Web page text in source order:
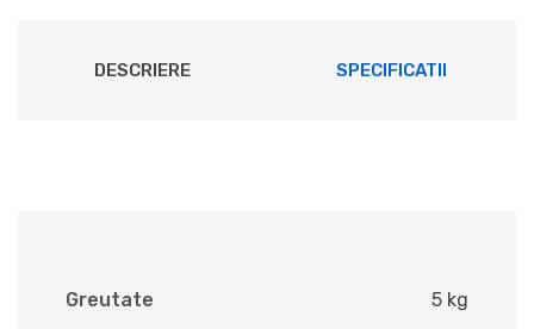
DESCRIERE SPECIFICATII
Greutate 5 kg